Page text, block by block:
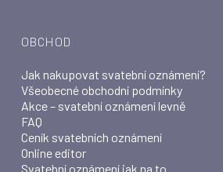
OBCHOD
Jak nakupovat svatební oznámení?
Všeobecné obchodní podmínky
Akce – svatební oznámení levně
FAQ
Ceník svatebních oznámení
Online editor
Svatební oznámení jak na to